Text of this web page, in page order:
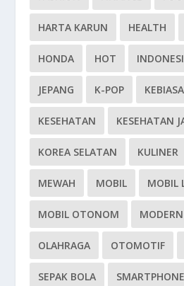
HARTA KARUN HEALTH
HONDA HOT
JEPANG K-POP
KESEHATAN KESEHATAN
KOREA SELATAN KULINER
MEWAH MOBIL MOBIL
MOBIL OTONOM MODERN
OLAHRAGA OTOMOTIF
SEPAK BOLA SMARTPHONE